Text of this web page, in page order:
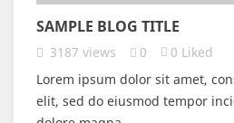
SAMPLE BLOG TITLE
3187 views 0 0 Liked
Lorem ipsum dolor sit amet,
elit, sed do eiusmod tempor